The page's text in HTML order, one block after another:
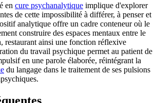
en cure psychanalytique implique d'explorer
de cette impossibilité à différer, à penser et
analytique offre un cadre conteneur où le
construire des espaces mentaux entre le
restaurant ainsi une fonction réflexive
du travail psychique permet au patient de
en une parole élaborée, réintégrant la
du langage dans le traitement de ses pulsions